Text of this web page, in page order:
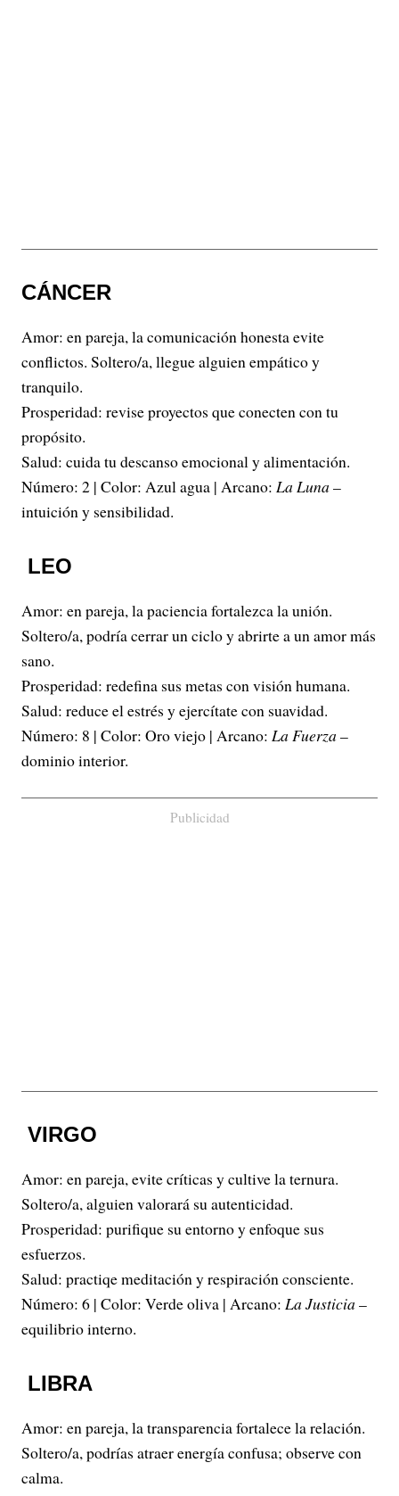
CÁNCER
Amor: en pareja, la comunicación honesta evite
conflictos. Soltero/a, llegue alguien empático y
tranquilo.
Prosperidad: revise proyectos que conecten con tu
propósito.
Salud: cuida tu descanso emocional y alimentación.
Número: 2 | Color: Azul agua | Arcano: La Luna–
intuición y sensibilidad.
LEO
Amor: en pareja, la paciencia fortalezca la unión.
Soltero/a, podría cerrar un ciclo y abrirte a un amor más
sano.
Prosperidad: redefina sus metas con visión humana.
Salud: reduce el estrés y ejercítate con suavidad.
Número: 8 | Color: Oro viejo | Arcano: La Fuerza–
dominio interior.
Publicidad
VIRGO
Amor: en pareja, evite críticas y cultive la ternura.
Soltero/a, alguien valorará su autenticidad.
Prosperidad: purifique su entorno y enfoque sus
esfuerzos.
Salud: practiqe meditación y respiración consciente.
Número: 6 | Color: Verde oliva | Arcano: La Justicia–
equilibrio interno.
LIBRA
Amor: en pareja, la transparencia fortalece la relación.
Soltero/a, podrías atraer energía confusa; observe con
calma.